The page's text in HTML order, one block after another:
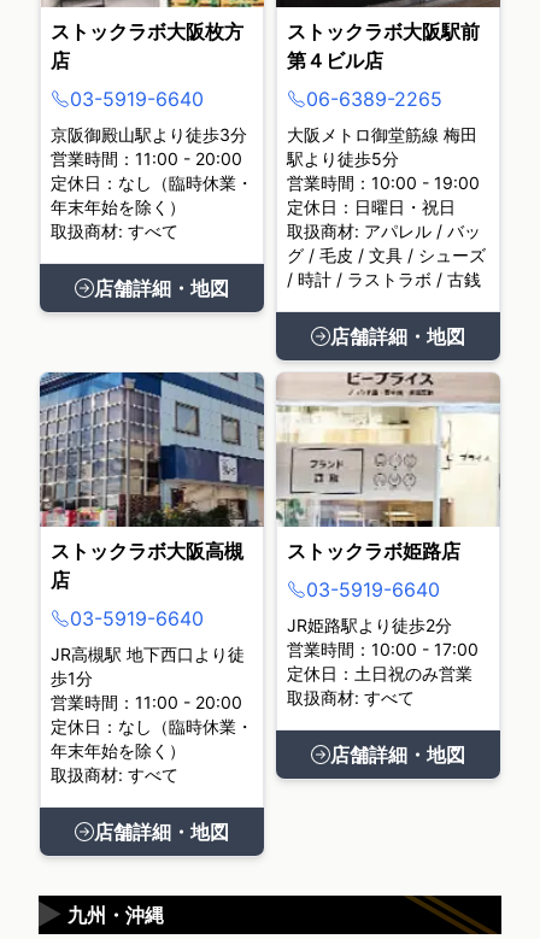
ストックラボ大阪枚方
店
03-5919-6640
京阪御殿山駅より徒歩3分
営業時間：11:00 - 20:00
定休日：なし（臨時休業・
年末年始を除く）
取扱商材: すべて
店舗詳細・地図
ストックラボ大阪駅前
第４ビル店
06-6389-2265
大阪メトロ御堂筋線 梅田
駅より徒歩5分
営業時間：10:00 - 19:00
定休日：日曜日・祝日
取扱商材: アパレル / バッ
グ / 毛皮 / 文具 / シューズ
/ 時計 / ラストラボ / 古銭
店舗詳細・地図
ストックラボ大阪高槻
店
03-5919-6640
JR高槻駅 地下西口より徒
歩1分
営業時間：11:00 - 20:00
定休日：なし（臨時休業・
年末年始を除く）
取扱商材: すべて
店舗詳細・地図
ストックラボ姫路店
03-5919-6640
JR姫路駅より徒歩2分
営業時間：10:00 - 17:00
定休日：土日祝のみ営業
取扱商材: すべて
店舗詳細・地図
九州・沖縄
▶